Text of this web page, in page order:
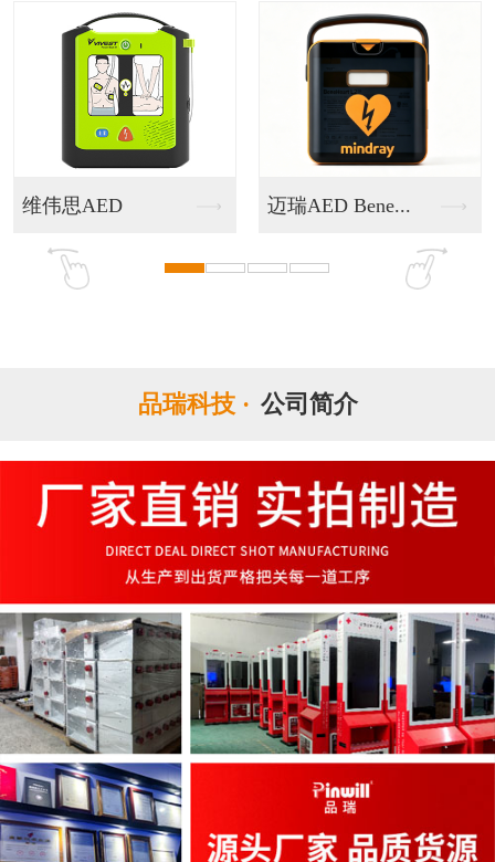
迈瑞AED Bene... 智慧应急健康驿站
品瑞科技 · 公司简介